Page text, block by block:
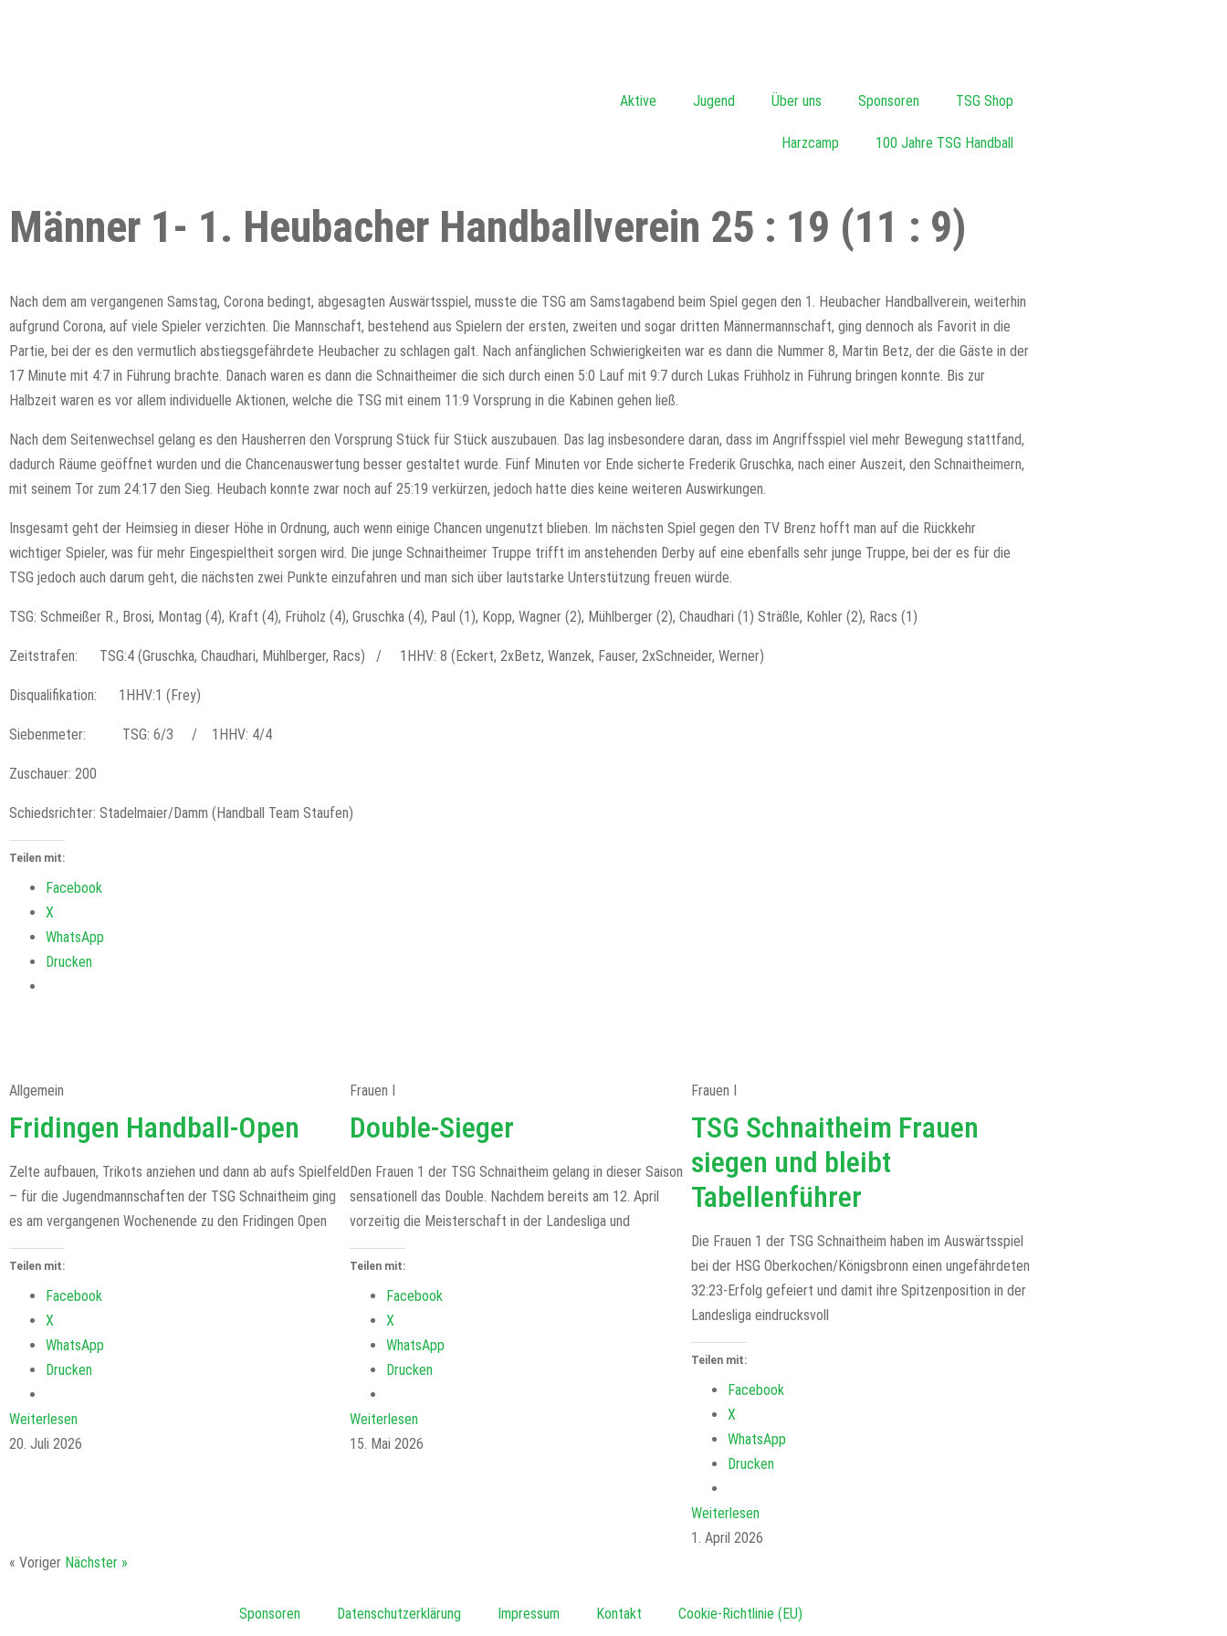
Aktive Jugend Über uns Sponsoren TSG Shop
Harzcamp 100 Jahre TSG Handball
Männer 1- 1. Heubacher Handballverein 25 : 19 (11 : 9)
Nach dem am vergangenen Samstag, Corona bedingt, abgesagten Auswärtsspiel, musste die TSG am Samstagabend beim Spiel gegen den 1. Heubacher Handballverein, weiterhin
aufgrund Corona, auf viele Spieler verzichten. Die Mannschaft, bestehend aus Spielern der ersten, zweiten und sogar dritten Männermannschaft, ging dennoch als Favorit in die
Partie, bei der es den vermutlich abstiegsgefährdete Heubacher zu schlagen galt. Nach anfänglichen Schwierigkeiten war es dann die Nummer 8, Martin Betz, der die Gäste in der
17 Minute mit 4:7 in Führung brachte. Danach waren es dann die Schnaitheimer die sich durch einen 5:0 Lauf mit 9:7 durch Lukas Frühholz in Führung bringen konnte. Bis zur
Halbzeit waren es vor allem individuelle Aktionen, welche die TSG mit einem 11:9 Vorsprung in die Kabinen gehen ließ.
Nach dem Seitenwechsel gelang es den Hausherren den Vorsprung Stück für Stück auszubauen. Das lag insbesondere daran, dass im Angriffsspiel viel mehr Bewegung stattfand,
dadurch Räume geöffnet wurden und die Chancenauswertung besser gestaltet wurde. Fünf Minuten vor Ende sicherte Frederik Gruschka, nach einer Auszeit, den Schnaitheimern,
mit seinem Tor zum 24:17 den Sieg. Heubach konnte zwar noch auf 25:19 verkürzen, jedoch hatte dies keine weiteren Auswirkungen.
Insgesamt geht der Heimsieg in dieser Höhe in Ordnung, auch wenn einige Chancen ungenutzt blieben. Im nächsten Spiel gegen den TV Brenz hofft man auf die Rückkehr
wichtiger Spieler, was für mehr Eingespieltheit sorgen wird. Die junge Schnaitheimer Truppe trifft im anstehenden Derby auf eine ebenfalls sehr junge Truppe, bei der es für die
TSG jedoch auch darum geht, die nächsten zwei Punkte einzufahren und man sich über lautstarke Unterstützung freuen würde.
TSG: Schmeißer R., Brosi, Montag (4), Kraft (4), Früholz (4), Gruschka (4), Paul (1), Kopp, Wagner (2), Mühlberger (2), Chaudhari (1) Sträßle, Kohler (2), Racs (1)
Zeitstrafen: TSG:4 (Gruschka, Chaudhari, Mühlberger, Racs) / 1HHV: 8 (Eckert, 2xBetz, Wanzek, Fauser, 2xSchneider, Werner)
Disqualifikation: 1HHV:1 (Frey)
Siebenmeter: TSG: 6/3 / 1HHV: 4/4
Zuschauer: 200
Schiedsrichter: Stadelmaier/Damm (Handball Team Staufen)
Teilen mit:
Facebook
X
WhatsApp
Drucken
Allgemein
Fridingen Handball-Open
Zelte aufbauen, Trikots anziehen und dann ab aufs Spielfeld
– für die Jugendmannschaften der TSG Schnaitheim ging
es am vergangenen Wochenende zu den Fridingen Open
Teilen mit:
Facebook
X
WhatsApp
Drucken
Weiterlesen
20. Juli 2026
Frauen I
Double-Sieger
Den Frauen 1 der TSG Schnaitheim gelang in dieser Saison
sensationell das Double. Nachdem bereits am 12. April
vorzeitig die Meisterschaft in der Landesliga und
Teilen mit:
Facebook
X
WhatsApp
Drucken
Weiterlesen
15. Mai 2026
Frauen I
TSG Schnaitheim Frauen
siegen und bleibt
Tabellenführer
Die Frauen 1 der TSG Schnaitheim haben im Auswärtsspiel
bei der HSG Oberkochen/Königsbronn einen ungefährdeten
32:23-Erfolg gefeiert und damit ihre Spitzenposition in der
Landesliga eindrucksvoll
Teilen mit:
Facebook
X
WhatsApp
Drucken
Weiterlesen
1. April 2026
« Voriger Nächster »
Sponsoren Datenschutzerklärung Impressum Kontakt Cookie-Richtlinie (EU)